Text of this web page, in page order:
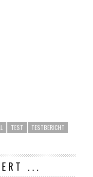
TEST
TESTBERICHT
...